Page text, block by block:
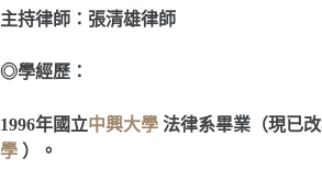
主持律師：張清雄律師
◎學經歷：
1996年國立中興大學 法律系畢業（現已
學 ）。